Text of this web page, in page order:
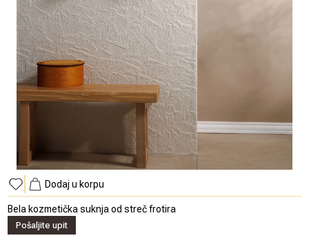
Dodaj u korpu
Bela kozmetička suknja od streč frotira
Pošaljite upit